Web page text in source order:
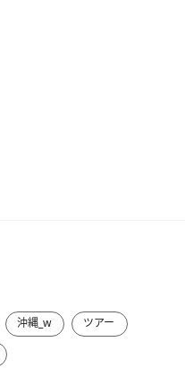
沖縄_w
ツアー